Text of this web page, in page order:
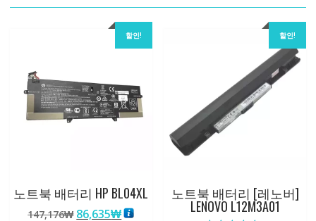
할인!
노트북 배터리 HP BL04XL
147,176₩ 원
86,635₩현
할인!
노트북 배터리 [레노버]
LENOVO L12M3A01